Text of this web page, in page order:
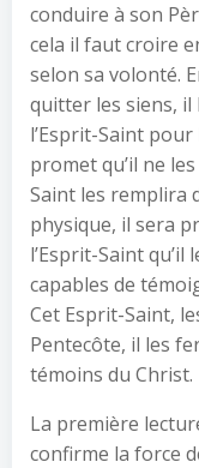
conduire à son
cela il faut croire
selon sa volonté.
quitter les siens,
l’Esprit-Saint
promet qu’il ne
Saint les remplira
physique, il sera
l’Esprit-Saint
capables de
Cet Esprit-Saint,
Pentecôte, il les
témoins du Christ.
La première
confirme la force